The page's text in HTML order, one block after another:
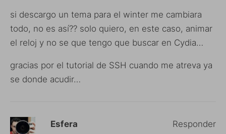
si descargo un tema para el winter me cambiara
todo, no es así?? solo quiero, en este caso, animar
el reloj y no se que tengo que buscar en Cydia…
gracias por el tutorial de SSH cuando me atreva ya
se donde acudir…
Esfera Responder